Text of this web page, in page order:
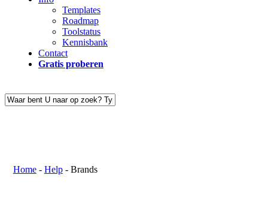
Templates
Roadmap
Toolstatus
Kennisbank
Contact
Gratis proberen
Home- Help- Brands